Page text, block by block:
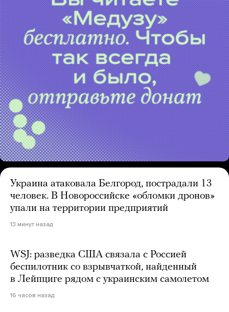
Украина атаковала Белгород, пострадали 13
человек. В Новороссийске «обломки дронов»
упали на территории предприятий
13 минут назад
WSJ: разведка США связала с Россией
беспилотник со взрывчаткой, найденный
в Лейпциге рядом с украинским самолетом
16 часов назад